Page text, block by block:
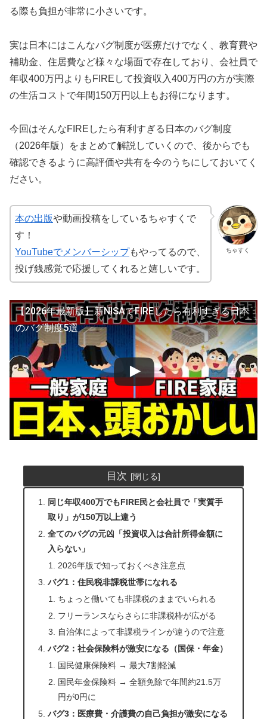
る際も負担が非常に小さいです。
実は日本にはこんなバグ制度が医療だけでなく、教育費や
補助金、住居費など様々な場面で存在しており、会社員で
年収400万円よりもFIREして投資収入400万円の方が実際
の生活コストで年間150万円以上もお得になります。
今回はそんなFIREしたら有利すぎる日本のバグ制度
（2026年版）をまとめて解説していくので、後からでも
確認できるように高評価や共有を今のうちにしておいてく
ださい。
ちゃすく
本の出版や動画投稿をしているちゃすくで
す！
YouTubeでメンバーシップもやってるので、
投げ銭感覚で応援してくれると嬉しいです。
【2026年最新版】新NISAでFIREしたら有利すぎる日本
のバグ制度5選
目次
同じ年収400万でもFIRE民と会社員で「実質手
取り」が150万以上違う
全てのバグの元凶「投資収入は合計所得金額に
入らない」
2026年版で知っておくべき注意点
バグ1：住民税非課税世帯になれる
ちょっと働いても非課税のままでいられる
フリーランスならさらに非課税枠が広がる
自治体によって非課税ラインが違うので注意
バグ2：社会保険料が激安になる（国保・年金）
国民健康保険料 → 最大7割軽減
国民年金保険料 → 全額免除で年間約21.5万
円が0円に
バグ3：医療費・介護費の自己負担が激安になる